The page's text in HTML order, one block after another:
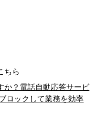
ちら
か？電話自動応答サービ
ロックして業務を効率